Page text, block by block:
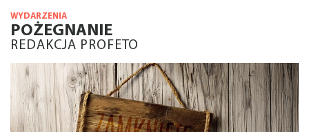
WYDARZENIA
POŻEGNANIE
REDAKCJA PROFETO